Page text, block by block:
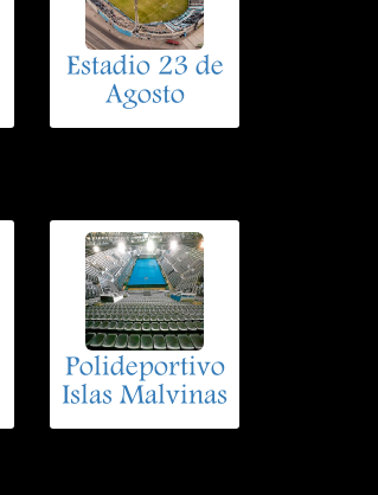
Estadio 23 de
Agosto
Polideportivo
Islas Malvinas